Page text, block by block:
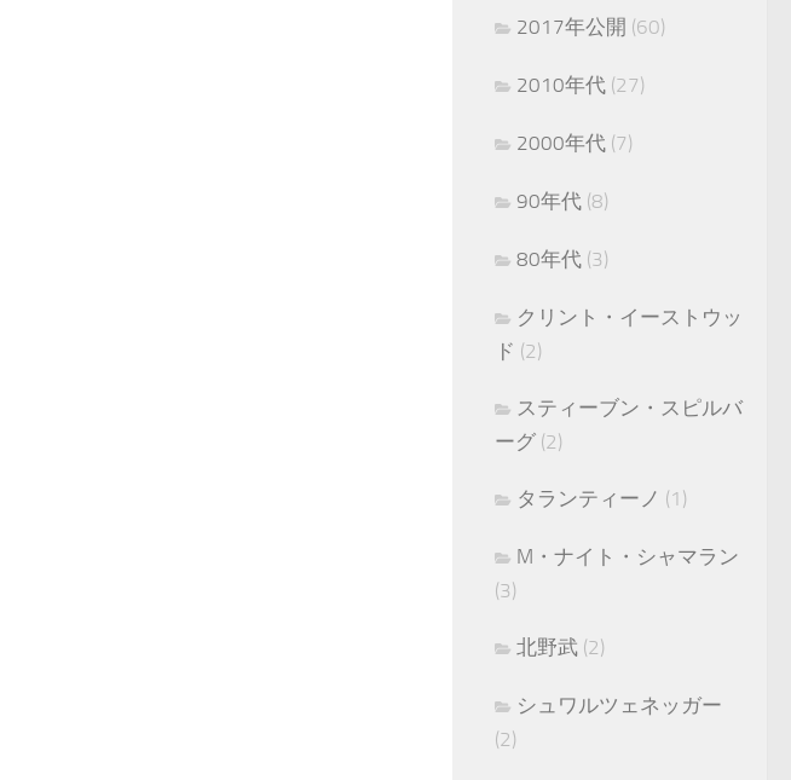
2017年公開 (60)
2010年代 (27)
2000年代 (7)
90年代 (8)
80年代 (3)
クリント・イーストウッ
ド (2)
スティーブン・スピルバ
ーグ (2)
タランティーノ (1)
M・ナイト・シャマラン
(3)
北野武 (2)
シュワルツェネッガー
(2)